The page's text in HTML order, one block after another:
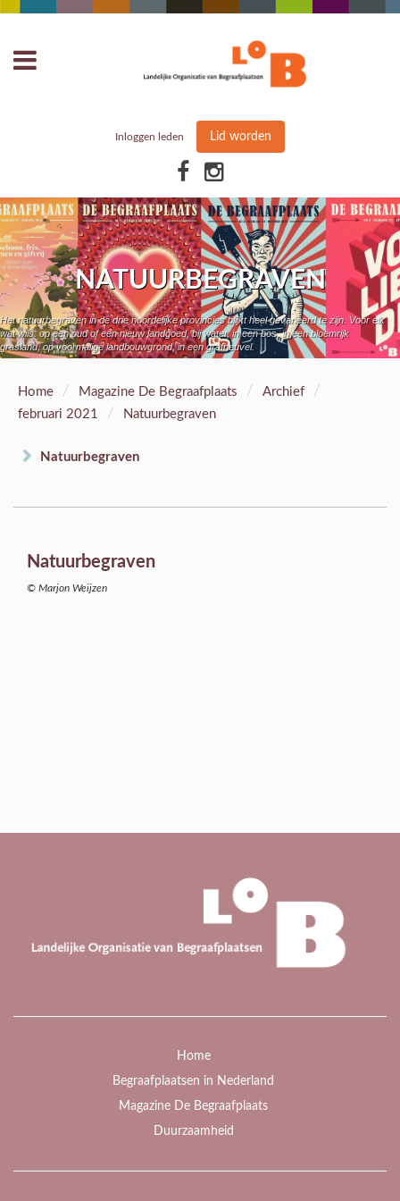
Inloggen leden Lid worden
NATUURBEGRAVEN
Het natuurbegraven in de drie noordelijke provincies blijkt heel gevarieerd te zijn. Voor elk
wat wils: op een oud of een nieuw landgoed, bij water, in een bos, in een bloemrijk
grasland, op voormalige landbouwgrond, in een grafheuvel.
Home / Magazine De Begraafplaats / Archief /
februari 2021 / Natuurbegraven
Natuurbegraven
Natuurbegraven
© Marjon Weijzen
Home
Begraafplaatsen in Nederland
Magazine De Begraafplaats
Duurzaamheid